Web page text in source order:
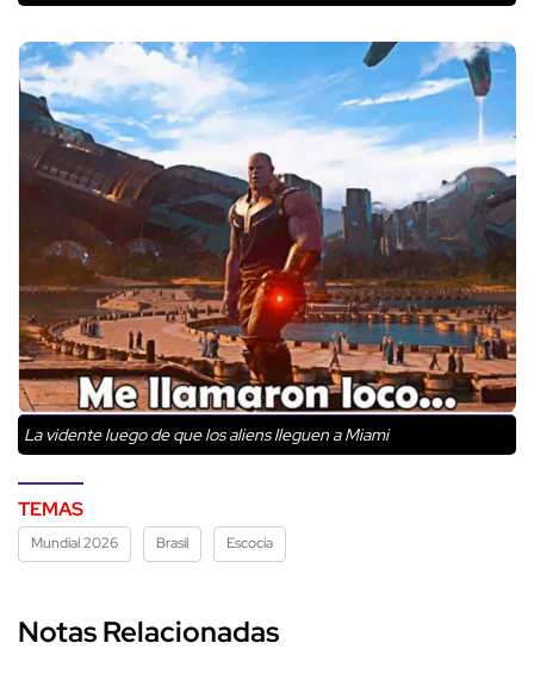
La vidente luego de que los aliens lleguen a Miami
TEMAS
Mundial 2026 Brasil Escocia
Notas Relacionadas